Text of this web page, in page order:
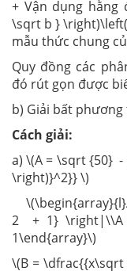
+ Vận dụng
\sqrt b }
mẫu thức chung
Quy đồng các
đó rút gọn được
b) Giải bất
Cách giải:
a) \(A = \sqrt {50}
\right)}^2}} \)
2 + 1}
1\end{array}\)
\(B =